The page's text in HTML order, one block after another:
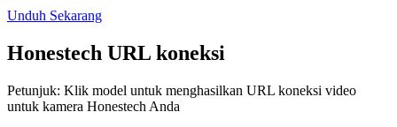
Unduh Sekarang
Honestech URL koneksi
Petunjuk: Klik model untuk menghasilkan URL koneksi video
untuk kamera Honestech Anda